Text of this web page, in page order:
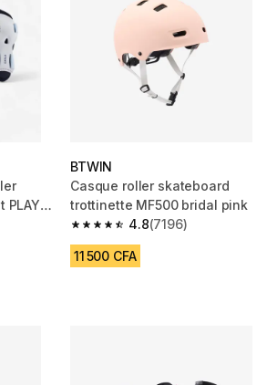
reviews
BTWIN
Casque roller skateboard
trottinette MF500 bridal pink
4.8
4.8 out of 5 stars from 7196
(7196)
11 500 CFA